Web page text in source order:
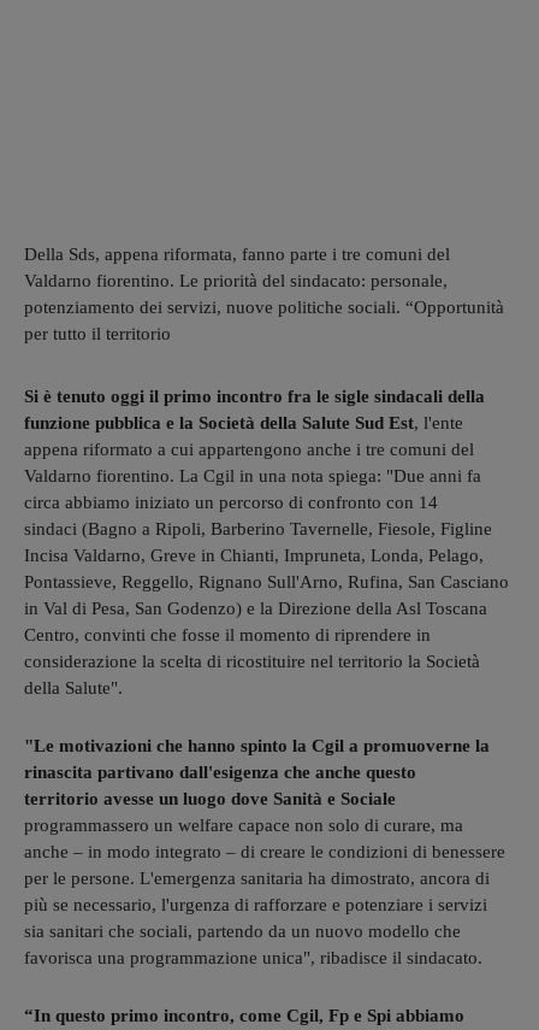
Della Sds, appena riformata, fanno parte i tre comuni del
Valdarno fiorentino. Le priorità del sindacato: personale,
potenziamento dei servizi, nuove politiche sociali. “Opportunità
per tutto il territorio
Si è tenuto oggi il primo incontro fra le sigle sindacali della
funzione pubblica e la Società della Salute Sud Est, l'ente
appena riformato a cui appartengono anche i tre comuni del
Valdarno fiorentino. La Cgil in una nota spiega: "Due anni fa
circa abbiamo iniziato un percorso di confronto con 14
sindaci (Bagno a Ripoli, Barberino Tavernelle, Fiesole, Figline
Incisa Valdarno, Greve in Chianti, Impruneta, Londa, Pelago,
Pontassieve, Reggello, Rignano Sull'Arno, Rufina, San Casciano
in Val di Pesa, San Godenzo) e la Direzione della Asl Toscana
Centro, convinti che fosse il momento di riprendere in
considerazione la scelta di ricostituire nel territorio la Società
della Salute".
"Le motivazioni che hanno spinto la Cgil a promuoverne la
rinascita partivano dall'esigenza che anche questo
territorio avesse un luogo dove Sanità e Sociale
programmassero un welfare capace non solo di curare, ma
anche – in modo integrato – di creare le condizioni di benessere
per le persone. L'emergenza sanitaria ha dimostrato, ancora di
più se necessario, l'urgenza di rafforzare e potenziare i servizi
sia sanitari che sociali, partendo da un nuovo modello che
favorisca una programmazione unica", ribadisce il sindacato.
“In questo primo incontro, come Cgil, Fp e Spi abbiamo